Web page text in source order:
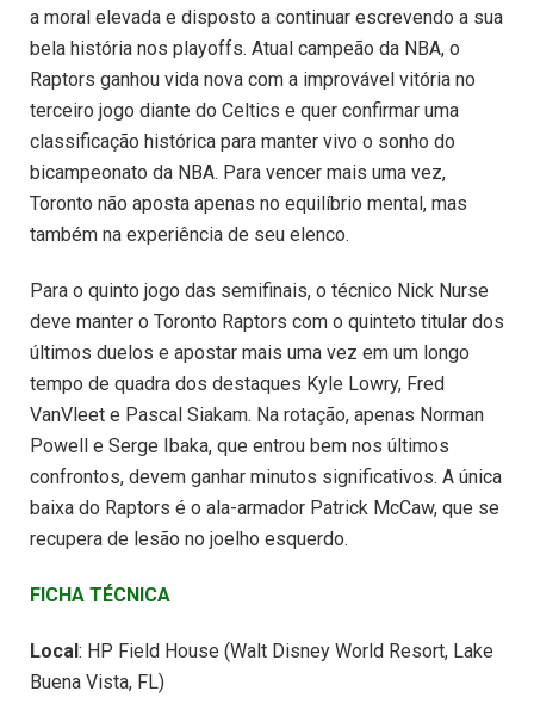
a moral elevada e disposto a continuar escrevendo a sua
bela história nos playoffs. Atual campeão da NBA, o
Raptors ganhou vida nova com a improvável vitória no
terceiro jogo diante do Celtics e quer confirmar uma
classificação histórica para manter vivo o sonho do
bicampeonato da NBA. Para vencer mais uma vez,
Toronto não aposta apenas no equilíbrio mental, mas
também na experiência de seu elenco.
Para o quinto jogo das semifinais, o técnico Nick Nurse
deve manter o Toronto Raptors com o quinteto titular dos
últimos duelos e apostar mais uma vez em um longo
tempo de quadra dos destaques Kyle Lowry, Fred
VanVleet e Pascal Siakam. Na rotação, apenas Norman
Powell e Serge Ibaka, que entrou bem nos últimos
confrontos, devem ganhar minutos significativos. A única
baixa do Raptors é o ala-armador Patrick McCaw, que se
recupera de lesão no joelho esquerdo.
FICHA TÉCNICA
Local: HP Field House (Walt Disney World Resort, Lake
Buena Vista, FL)